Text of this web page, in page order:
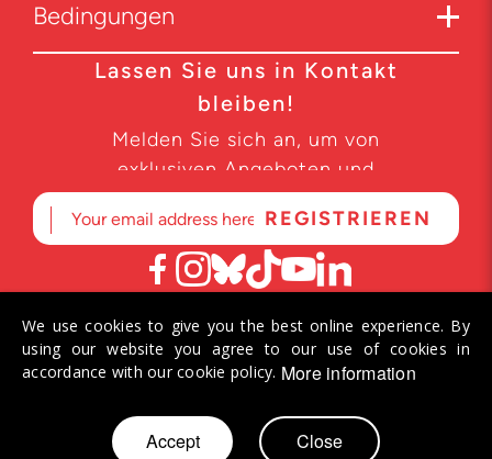
Bedingungen
Lassen Sie uns in Kontakt
bleiben!
Melden Sie sich an, um von
exklusiven Angeboten und
Produktneuheiten zu erfahren.
© 2026 Helvetiq SA. Alle Rechte vorbehalten.
We use cookies to give you the best online experience. By
using our website you agree to our use of cookies in
accordance with our cookie policy. More information
Accept Close